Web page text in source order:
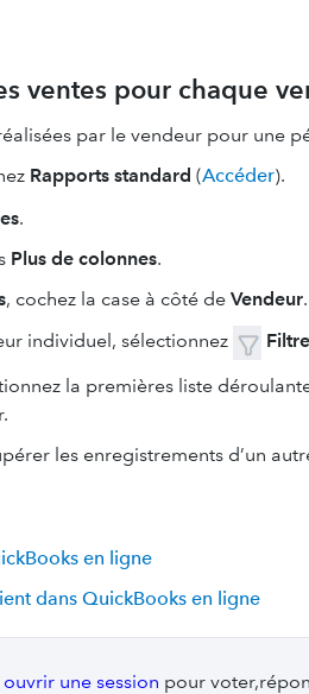
ventes pour chaque
par le vendeur pour une
Rapports standard (Accéder).
.
Plus de colonnes.
, cochez la case à côté de Vendeur.
individuel, sélectionnez
la premières liste
les enregistrements d’un
en ligne
dans QuickBooks en ligne
ouvrir une session pour